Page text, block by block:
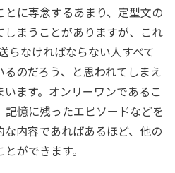
に専念するあまり、定型文の
しまうことがありますが、これ
らなければならない人すべて
のだろう、と思われてしまえ
ます。オンリーワンであるこ
記憶に残ったエピソードなどを
内容であればあるほど、他の
ができます。